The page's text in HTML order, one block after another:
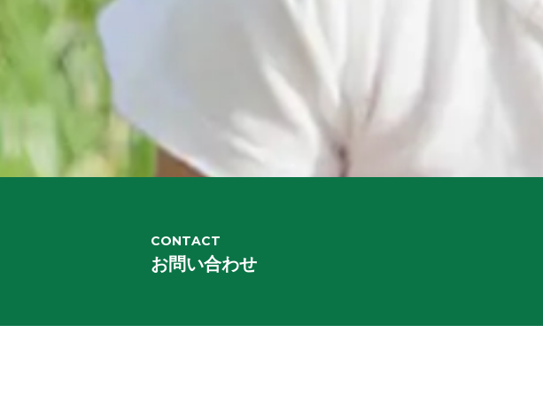
CONTACT
お問い合わせ